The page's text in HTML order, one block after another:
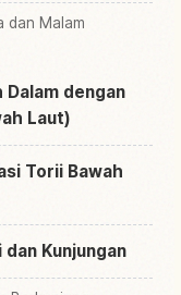
dan Malam
Dalam dengan
Laut)
Torii Bawah
Kunjungan